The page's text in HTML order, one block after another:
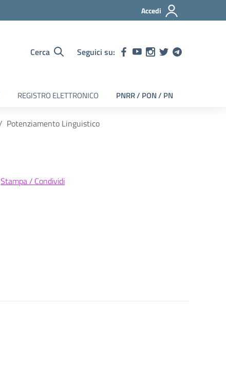
Accedi
Cerca Seguici su:
REGISTRO ELETTRONICO PNRR / PON / PN
Potenziamento Linguistico
Stampa / Condividi